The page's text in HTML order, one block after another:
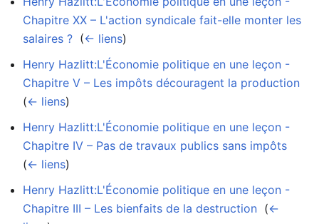
Chapitre XX – L'action syndicale fait-elle monter les
salaires ? (← liens)
Henry Hazlitt:L'Économie politique en une leçon -
Chapitre V – Les impôts découragent la production
(← liens)
Henry Hazlitt:L'Économie politique en une leçon -
Chapitre IV – Pas de travaux publics sans impôts
(← liens)
Henry Hazlitt:L'Économie politique en une leçon -
Chapitre III – Les bienfaits de la destruction (←